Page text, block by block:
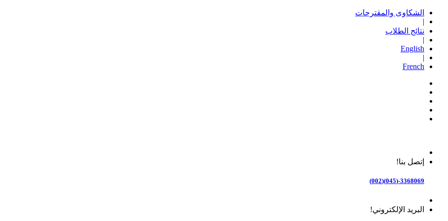
الشكاوى والمقترحات
|
نتائج الطلاب
|
English
|
French
إتصل بنا!
3368069-(045)(002)
البريد الإلكتروني!